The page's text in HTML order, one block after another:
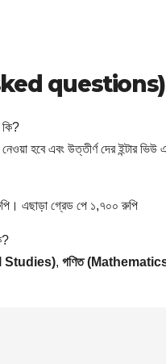
questions)
কি?
হবে এবং উত্তীর্ণ দের ইন্টার ভিউ
এছাড়া গ্রেড পে ১,৭০০ রুপি
Studies), গণিত